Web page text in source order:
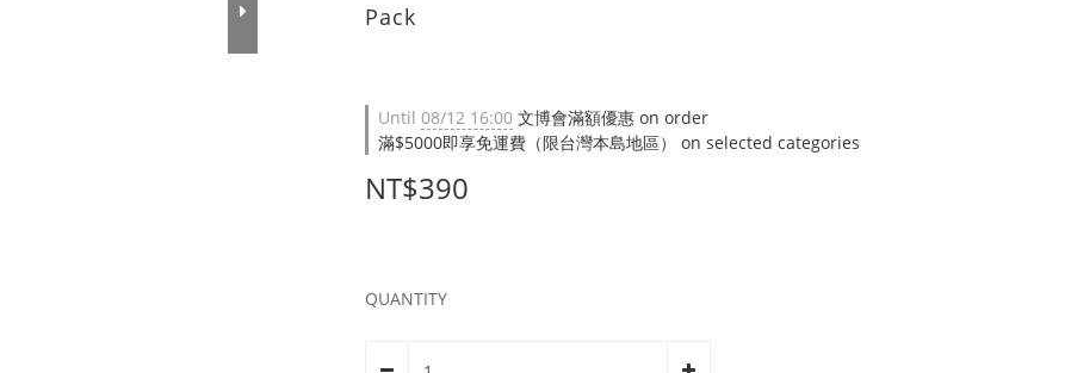
Pack
Until 08/12 16:00 文博會滿額優惠 on order
滿$5000即享免運費（限台灣本島地區） on selected categories
NT$390
QUANTITY